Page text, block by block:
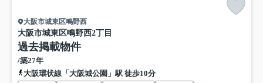
大阪市城東区鴫野西
大阪市城東区鴫野西2丁目
過去掲載物件
/築27年
大阪環状線「大阪城公園」駅 徒歩10分